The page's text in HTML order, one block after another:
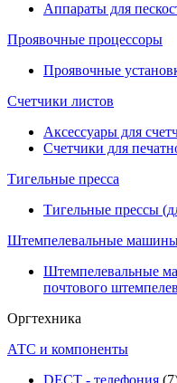
Аппараты для
Проявочные процессоры
Проявочные
Счетчики листов
Аксессуары для
Счетчики для
Тигельные пресса
Тигельные прессы
Штемпелевальные
Штемпелевальные
почтового
Оргтехника
АТС и компоненты
DECT - телефония